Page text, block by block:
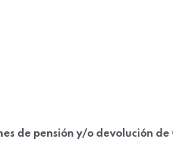
de pensión y/o devolución de